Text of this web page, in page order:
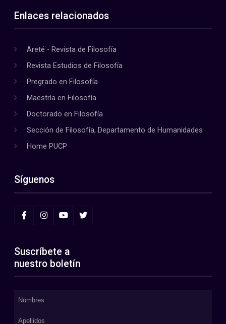
Enlaces relacionados
Areté - Revista de Filosofía
Revista Estudios de Filosofía
Pregrado en Filosofía
Maestría en Filosofía
Doctorado en Filosofía
Sección de Filosofía, Departamento de Humanidades
Home PUCP
Síguenos
Suscríbete a
nuestro boletín